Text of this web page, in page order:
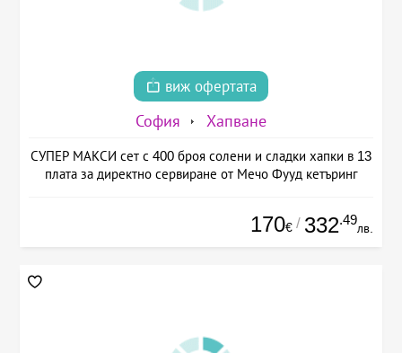
виж офертата
София Хапване
СУПЕР МАКСИ сет с 400 броя солени и сладки хапки в 13
плата за директно сервиране от Мечо Фууд кетъринг
170€ / 332.49
лв.